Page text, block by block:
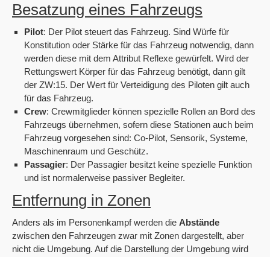
Besatzung eines Fahrzeugs
Pilot: Der Pilot steuert das Fahrzeug. Sind Würfe für
Konstitution oder Stärke für das Fahrzeug notwendig, dann
werden diese mit dem Attribut Reflexe gewürfelt. Wird der
Rettungswert Körper für das Fahrzeug benötigt, dann gilt
der ZW:15. Der Wert für Verteidigung des Piloten gilt auch
für das Fahrzeug.
Crew: Crewmitglieder können spezielle Rollen an Bord des
Fahrzeugs übernehmen, sofern diese Stationen auch beim
Fahrzeug vorgesehen sind: Co-Pilot, Sensorik, Systeme,
Maschinenraum und Geschütz.
Passagier: Der Passagier besitzt keine spezielle Funktion
und ist normalerweise passiver Begleiter.
Entfernung in Zonen
Anders als im Personenkampf werden die Abstände
zwischen den Fahrzeugen zwar mit Zonen dargestellt, aber
nicht die Umgebung. Auf die Darstellung der Umgebung wird